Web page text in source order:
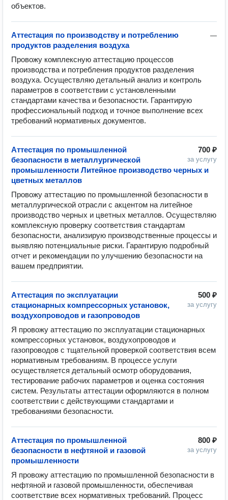
объектов.
—
Аттестация по производству и потреблению
продуктов разделения воздуха
Провожу комплексную аттестацию процессов
производства и потребления продуктов разделения
воздуха. Осуществляю детальный анализ и контроль
параметров в соответствии с установленными
стандартами качества и безопасности. Гарантирую
профессиональный подход и точное выполнение всех
требований нормативных документов.
700 ₽
за услугу
Аттестация по промышленной
безопасности в металлургической
промышленности Литейное производство черных и
цветных металлов
Провожу аттестацию по промышленной безопасности в
металлургической отрасли с акцентом на литейное
производство черных и цветных металлов. Осуществляю
комплексную проверку соответствия стандартам
безопасности, анализирую производственные процессы и
выявляю потенциальные риски. Гарантирую подробный
отчет и рекомендации по улучшению безопасности на
вашем предприятии.
500 ₽
за услугу
Аттестация по эксплуатации
стационарных компрессорных установок,
воздухопроводов и газопроводов
Я провожу аттестацию по эксплуатации стационарных
компрессорных установок, воздухопроводов и
газопроводов с тщательной проверкой соответствия всем
нормативным требованиям. В процессе услуги
осуществляется детальный осмотр оборудования,
тестирование рабочих параметров и оценка состояния
систем. Результаты аттестации оформляются в полном
соответствии с действующими стандартами и
требованиями безопасности.
800 ₽
за услугу
Аттестация по промышленной
безопасности в нефтяной и газовой
промышленности
Я провожу аттестацию по промышленной безопасности в
нефтяной и газовой промышленности, обеспечивая
соответствие всех нормативных требований. Процесс